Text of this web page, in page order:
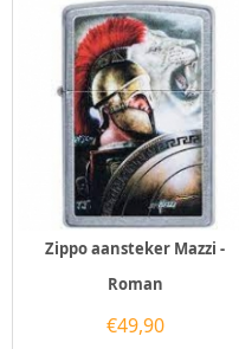
goede aansteker met de...
Zippo aansteker Mazzi -
Roman
€49,90